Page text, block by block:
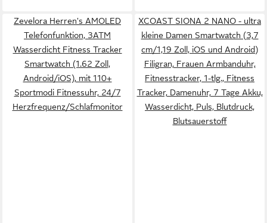
Zevelora Herren's AMOLED
Telefonfunktion, 3ATM
Wasserdicht Fitness Tracker
Smartwatch (1.62 Zoll,
Android/iOS), mit 110+
Sportmodi Fitnessuhr, 24/7
Herzfrequenz/Schlafmonitor
XCOAST SIONA 2 NANO - ultra
kleine Damen Smartwatch (3,7
cm/1,19 Zoll, iOS und Android)
Filigran, Frauen Armbanduhr,
Fitnesstracker, 1-tlg., Fitness
Tracker, Damenuhr, 7 Tage Akku,
Wasserdicht, Puls, Blutdruck,
Blutsauerstoff